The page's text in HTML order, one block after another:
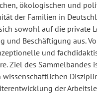
und
ökologischen und
der Familien in
sowohl auf die private
und Beschäftigung aus.
und
Ziel des Sammelbandes
der